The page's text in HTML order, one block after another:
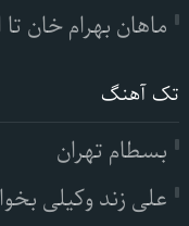
ماهان بهرام خان تا
تک آهنگ
بسطام تهران
علی زند وکیلی